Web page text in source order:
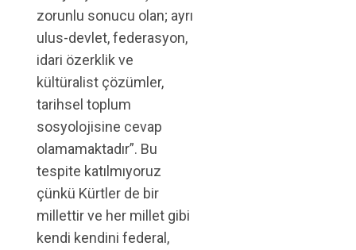
zorunlu sonucu olan; ayrı
ulus-devlet, federasyon,
idari özerklik ve
kültüralist çözümler,
tarihsel toplum
sosyolojisine cevap
olamamaktadır”. Bu
tespite katılmıyoruz
çünkü Kürtler de bir
millettir ve her millet gibi
kendi kendini federal,